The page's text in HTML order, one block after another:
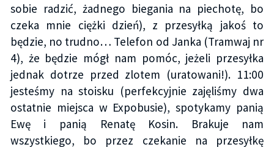
sobie radzić, żadnego biegania na piechotę, bo
czeka mnie ciężki dzień), z przesyłką jakoś to
będzie, no trudno… Telefon od Janka (Tramwaj nr
4), że będzie mógł nam pomóc, jeżeli przesyłka
jednak dotrze przed zlotem (uratowani!). 11:00
jesteśmy na stoisku (perfekcyjnie zajęliśmy dwa
ostatnie miejsca w Expobusie), spotykamy panią
Ewę i panią Renatę Kosin. Brakuje nam
wszystkiego, bo przez czekanie na przesyłkę